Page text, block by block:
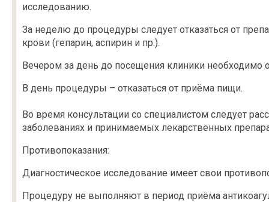
исследованию.
За неделю до процедуры следует отказаться от
крови (гепарин, аспирин и пр.).
Вечером за день до посещения клиники
В день процедуры – отказаться от приёма пищи.
Во время консультации со специалистом следует
заболеваниях и принимаемых лекарственных
Противопоказания:
Диагностическое исследование имеет свои
Процедуру не выполняют в период приёма